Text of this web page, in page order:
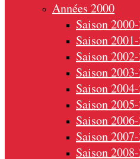
Années 2000
Saison
Saison
Saison
Saison
Saison
Saison
Saison
Saison
Saison